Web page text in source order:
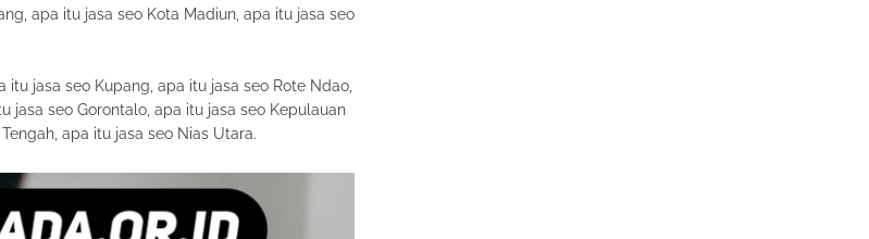
apa itu jasa seo Kota Madiun, apa itu jasa seo
jasa seo Kupang, apa itu jasa seo Rote Ndao,
jasa seo Gorontalo, apa itu jasa seo Kepulauan
apa itu jasa seo Nias Utara.